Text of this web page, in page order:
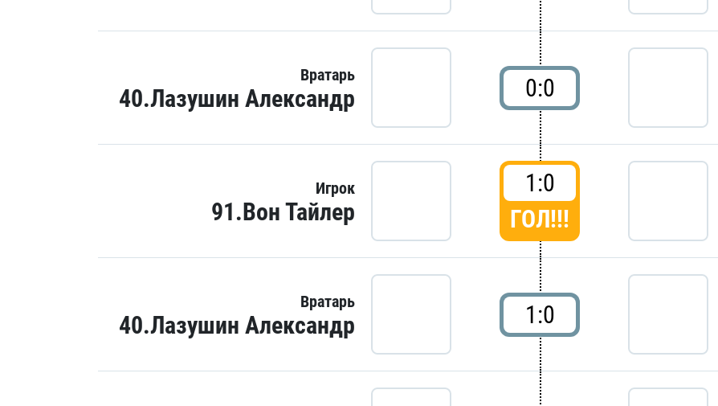
Вратарь
40.Лазушин Александр 0:0
Игрок
91.Вон Тайлер
1:0
ГОЛ!!!
Вратарь
40.Лазушин Александр 1:0